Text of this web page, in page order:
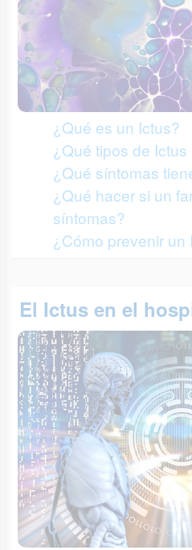
¿Qué es un Ictus?
¿Qué tipos de Ictus
¿Qué síntomas
¿Qué hacer si un
síntomas?
¿Cómo prevenir un
El Ictus en el